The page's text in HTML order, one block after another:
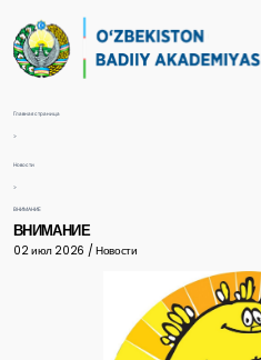
Главная страница
>
Новости
>
ВНИМАНИЕ
ВНИМАНИЕ
02 июл 2026 / Новости